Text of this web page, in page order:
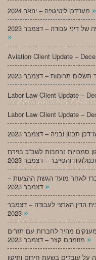
»
דיני עבודה – דצמבר 2023
»
Aviation Client Update –
Labor Law Client Update –
Labor Law Client Update –
סמכויות נרחבות לשב”כ בזירת
לאחר מועד הגשת ההצעות –
»
הדין הארצי לעבודה – דצמבר
»
מענקים מהיר לחברות עם תזרים
»
– תיקון מס’ 5 לחוק הגנה על עובדים בשעת חירום ותיקון